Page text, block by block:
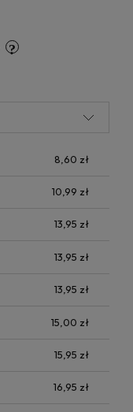
8,60 zł
10,99 zł
13,95 zł
13,95 zł
13,95 zł
15,00 zł
15,95 zł
16,95 zł